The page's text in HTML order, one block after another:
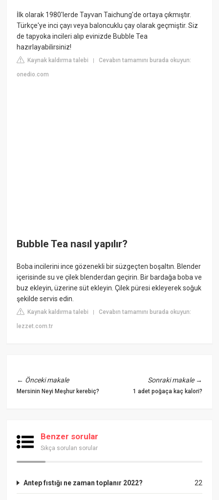
İlk olarak 1980'lerde Tayvan Taichung'de ortaya çıkmıştır.
Türkçe'ye inci çayı veya baloncuklu çay olarak geçmiştir. Siz
de tapyoka incileri alıp evinizde Bubble Tea
hazırlayabilirsiniz!
Kaynak kaldırma talebi |Cevabın tamamını burada okuyun:
onedio.com
Bubble Tea nasıl yapılır?
Boba incilerini ince gözenekli bir süzgeçten boşaltın. Blender
içerisinde su ve çilek blenderdan geçirin. Bir bardağa boba ve
buz ekleyin, üzerine süt ekleyin. Çilek püresi ekleyerek soğuk
şekilde servis edin.
Kaynak kaldırma talebi |Cevabın tamamını burada okuyun:
lezzet.com.tr
← Önceki makale
Mersinin Neyi Meşhur kerebiç?
Sonraki makale→
1 adet poğaça kaç kalori?
Benzer sorular
Sıkça sorulan sorular
22
Antep fıstığı ne zaman toplanır 2022?